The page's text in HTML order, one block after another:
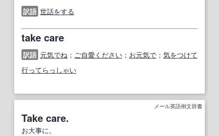
訳語 世話をする
take care
訳語 元気でね ； ご自愛ください ； お元気で ； 気をつけて
行ってらっしゃい
メール英語例文辞書
Take care.
お大事に。